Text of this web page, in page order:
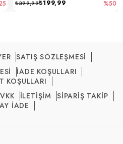
₺199,99
₺399,99 %50
SATIŞ SÖZLEŞMESİ
İADE KOŞULLARI
KOŞULLARI
İLETİŞİM
SİPARİŞ TAKİP
İADE